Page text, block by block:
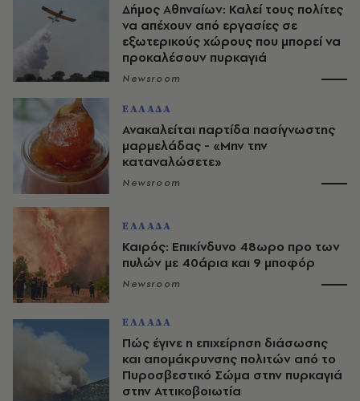
Δήμος Αθηναίων: Καλεί τους πολίτες
να απέχουν από εργασίες σε
εξωτερικούς χώρους που μπορεί να
προκαλέσουν πυρκαγιά
Newsroom
ΕΛΛΑΔΑ
Ανακαλείται παρτίδα πασίγνωστης
μαρμελάδας - «Μην την
καταναλώσετε»
Newsroom
ΕΛΛΑΔΑ
Καιρός: Επικίνδυνο 48ωρο προ των
πυλών με 40άρια και 9 μποφόρ
Newsroom
ΕΛΛΑΔΑ
Πώς έγινε η επιχείρηση διάσωσης
και απομάκρυνσης πολιτών από το
Πυροσβεστικό Σώμα στην πυρκαγιά
στην Αττικοβοιωτία